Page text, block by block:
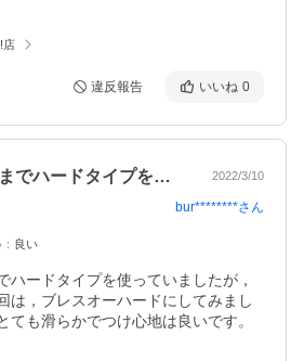
店
違反報告 いいね 0
乱視があるため今までハードタイプを使っ… 2022/3/10
bur********さん
： 良い
ハードタイプを使っていましたが，
は，ブレスオーハードにしてみまし
ても滑らかでつけ心地は良いです。